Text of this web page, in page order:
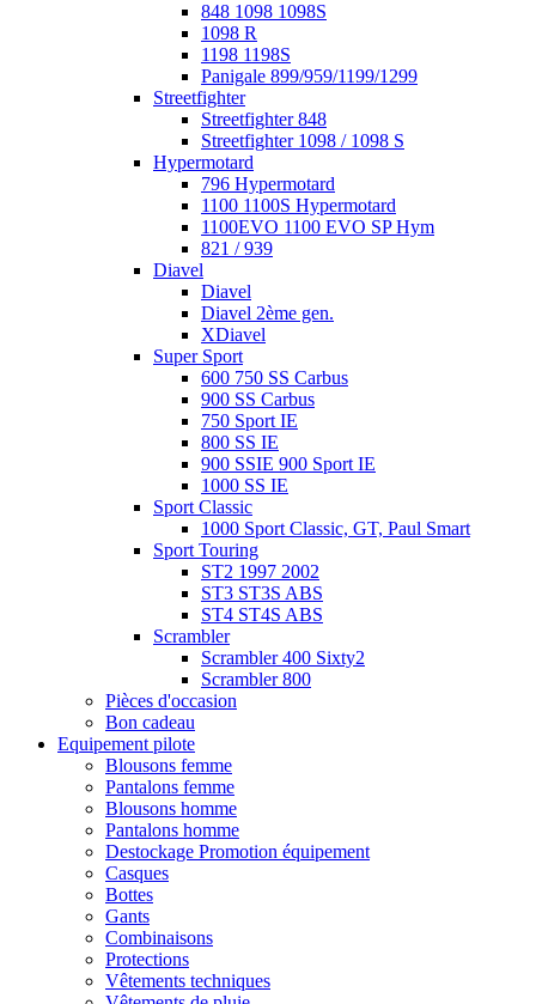
848 1098 1098S
1098 R
1198 1198S
Panigale 899/959/1199/1299
Streetfighter
Streetfighter 848
Streetfighter 1098 / 1098 S
Hypermotard
796 Hypermotard
1100 1100S Hypermotard
1100EVO 1100 EVO SP Hym
821 / 939
Diavel
Diavel
Diavel 2ème gen.
XDiavel
Super Sport
600 750 SS Carbus
900 SS Carbus
750 Sport IE
800 SS IE
900 SSIE 900 Sport IE
1000 SS IE
Sport Classic
1000 Sport Classic, GT, Paul Smart
Sport Touring
ST2 1997 2002
ST3 ST3S ABS
ST4 ST4S ABS
Scrambler
Scrambler 400 Sixty2
Scrambler 800
Pièces d'occasion
Bon cadeau
Equipement pilote
Blousons femme
Pantalons femme
Blousons homme
Pantalons homme
Destockage Promotion équipement
Casques
Bottes
Gants
Combinaisons
Protections
Vêtements techniques